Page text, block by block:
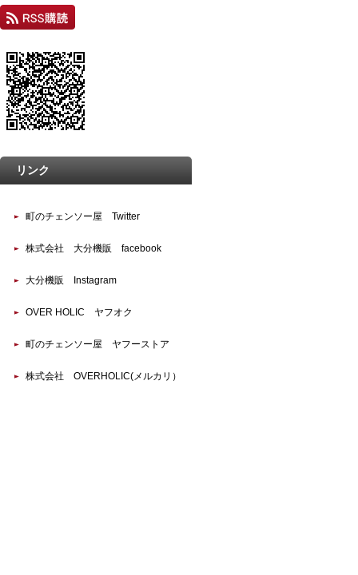
リンク
町のチェンソー屋 Twitter
株式会社 大分機販 facebook
大分機販 Instagram
OVER HOLIC ヤフオク
町のチェンソー屋 ヤフーストア
株式会社 OVERHOLIC(メルカリ）